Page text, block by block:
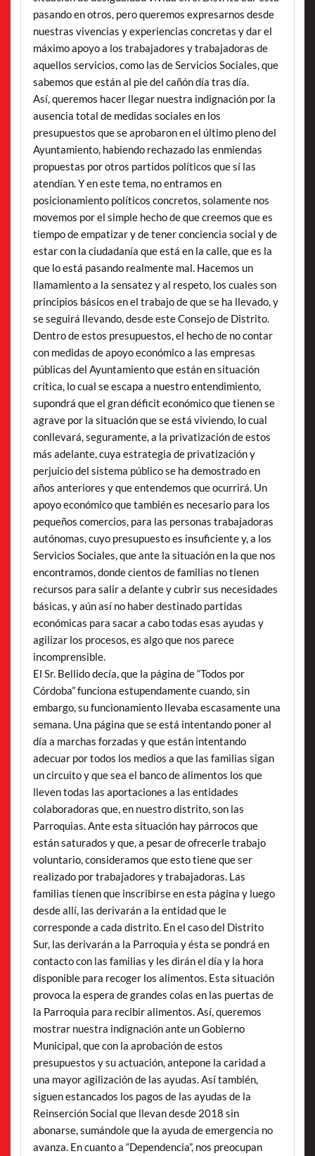
pasando en otros, pero queremos expresarnos desde
nuestras vivencias y experiencias concretas y dar el
máximo apoyo a los trabajadores y trabajadoras de
aquellos servicios, como las de Servicios Sociales, que
sabemos que están al pie del cañón día tras día.
Así, queremos hacer llegar nuestra indignación por la
ausencia total de medidas sociales en los
presupuestos que se aprobaron en el último pleno del
Ayuntamiento, habiendo rechazado las enmiendas
propuestas por otros partidos políticos que sí las
atendían. Y en este tema, no entramos en
posicionamiento políticos concretos, solamente nos
movemos por el simple hecho de que creemos que es
tiempo de empatizar y de tener conciencia social y de
estar con la ciudadanía que está en la calle, que es la
que lo está pasando realmente mal. Hacemos un
llamamiento a la sensatez y al respeto, los cuales son
principios básicos en el trabajo de que se ha llevado, y
se seguirá llevando, desde este Consejo de Distrito.
Dentro de estos presupuestos, el hecho de no contar
con medidas de apoyo económico a las empresas
públicas del Ayuntamiento que están en situación
crítica, lo cual se escapa a nuestro entendimiento,
supondrá que el gran déficit económico que tienen se
agrave por la situación que se está viviendo, lo cual
conllevará, seguramente, a la privatización de estos
más adelante, cuya estrategia de privatización y
perjuicio del sistema público se ha demostrado en
años anteriores y que entendemos que ocurrirá. Un
apoyo económico que también es necesario para los
pequeños comercios, para las personas trabajadoras
autónomas, cuyo presupuesto es insuficiente y, a los
Servicios Sociales, que ante la situación en la que nos
encontramos, donde cientos de familias no tienen
recursos para salir a delante y cubrir sus necesidades
básicas, y aún así no haber destinado partidas
económicas para sacar a cabo todas esas ayudas y
agilizar los procesos, es algo que nos parece
incomprensible.
El Sr. Bellido decía, que la página de “Todos por
Córdoba” funciona estupendamente cuando, sin
embargo, su funcionamiento llevaba escasamente una
semana. Una página que se está intentando poner al
día a marchas forzadas y que están intentando
adecuar por todos los medios a que las familias sigan
un circuito y que sea el banco de alimentos los que
lleven todas las aportaciones a las entidades
colaboradoras que, en nuestro distrito, son las
Parroquias. Ante esta situación hay párrocos que
están saturados y que, a pesar de ofrecerle trabajo
voluntario, consideramos que esto tiene que ser
realizado por trabajadores y trabajadoras. Las
familias tienen que inscribirse en esta página y luego
desde allí, las derivarán a la entidad que le
corresponde a cada distrito. En el caso del Distrito
Sur, las derivarán a la Parroquia y ésta se pondrá en
contacto con las familias y les dirán el día y la hora
disponible para recoger los alimentos. Esta situación
provoca la espera de grandes colas en las puertas de
la Parroquia para recibir alimentos. Así, queremos
mostrar nuestra indignación ante un Gobierno
Municipal, que con la aprobación de estos
presupuestos y su actuación, antepone la caridad a
una mayor agilización de las ayudas. Así también,
siguen estancados los pagos de las ayudas de la
Reinserción Social que llevan desde 2018 sin
abonarse, sumándole que la ayuda de emergencia no
avanza. En cuanto a “Dependencia”, nos preocupan